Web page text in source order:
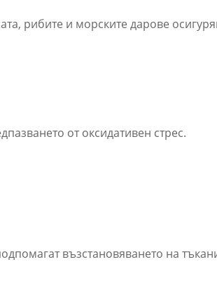
рибите и морските дарове
от оксидативен стрес.
възстановяването на